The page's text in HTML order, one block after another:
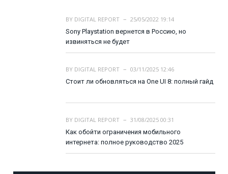
BY DIGITAL REPORT
25/05/2022 19:14
Sony Playstation вернется в Россию, но
извиняться не будет
BY DIGITAL REPORT
03/11/2025 12:46
Стоит ли обновляться на One UI 8: полный гайд
BY DIGITAL REPORT
31/08/2025 00:31
Как обойти ограничения мобильного
интернета: полное руководство 2025